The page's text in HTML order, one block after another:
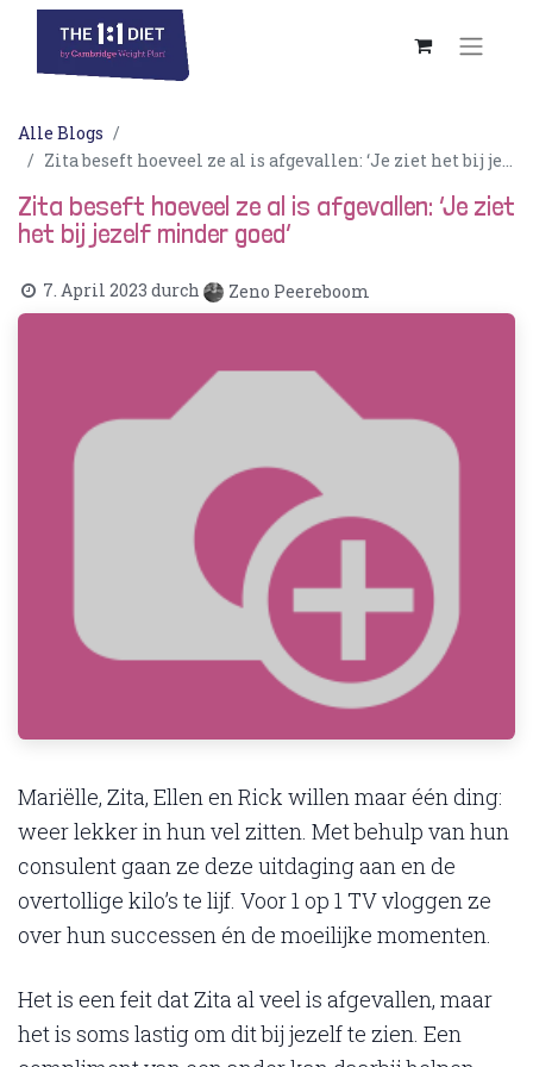
Alle Blogs
Zita beseft hoeveel ze al is afgevallen: ‘Je ziet het bij jezelf minder goed’
Zita beseft hoeveel ze al is afgevallen: ‘Je ziet
het bij jezelf minder goed’
7. April 2023 durch Zeno Peereboom
Mariëlle, Zita, Ellen en Rick willen maar één ding:
weer lekker in hun vel zitten. Met behulp van hun
consulent gaan ze deze uitdaging aan en de
overtollige kilo’s te lijf. Voor 1 op 1 TV vloggen ze
over hun successen én de moeilijke momenten.
Het is een feit dat Zita al veel is afgevallen, maar
het is soms lastig om dit bij jezelf te zien. Een